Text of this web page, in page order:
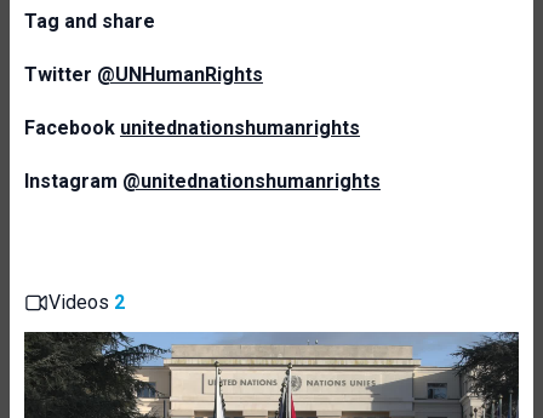
Tag and share
Twitter @UNHumanRights
Facebook unitednationshumanrights
Instagram @unitednationshumanrights
Videos 2